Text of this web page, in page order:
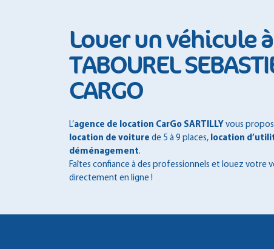
Louer un véhicule à
TABOUREL
CARGO
L’agence de location CarGo SARTILLY vous
location de voiture de 5 à 9 places, location
déménagement.
Faîtes confiance à des professionnels et louez votre
directement en ligne !